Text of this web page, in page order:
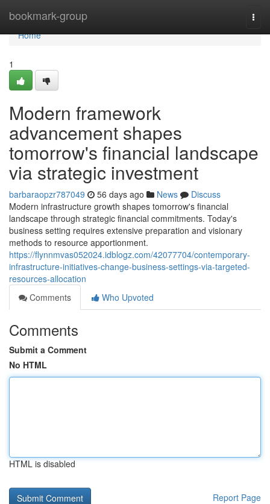
bookmark-group
Home
Home
1
Modern framework
advancement shapes
tomorrow's financial landscape
via strategic investment
barbaraopzr787049 56 days ago News
Discuss
Modern infrastructure growth shapes tomorrow's financial
landscape through strategic financial commitments. Today's
business setting requires extensive preparation and visionary
methods to resource apportionment.
https://flynnmvas052024.idblogz.com/42077704/contemporary-
infrastructure-initiatives-change-business-settings-via-targeted-
resources-allocation
Comments
Who Upvoted
Comments
Submit a Comment
No HTML
HTML is disabled
Report Page